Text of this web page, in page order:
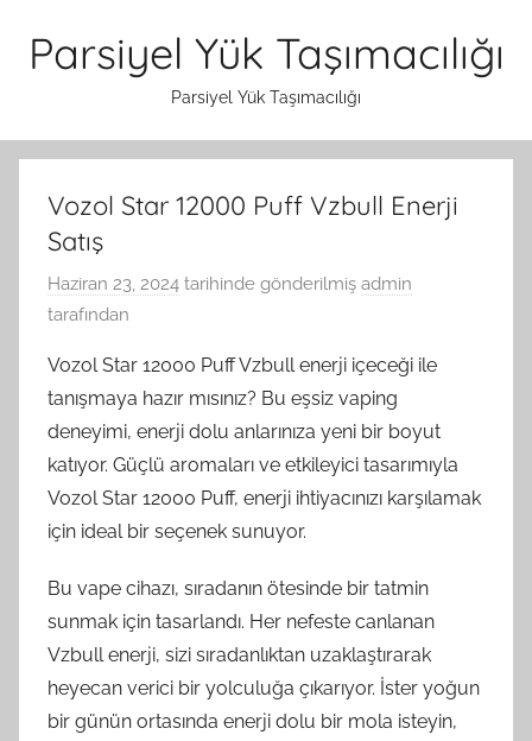
Parsiyel Yük Taşımacılığı
Parsiyel Yük Taşımacılığı
Vozol Star 12000 Puff Vzbull Enerji
Satış
Haziran 23, 2024 tarihinde gönderilmiş admin
tarafından
Vozol Star 12000 Puff Vzbull enerji içeceği ile
tanışmaya hazır mısınız? Bu eşsiz vaping
deneyimi, enerji dolu anlarınıza yeni bir boyut
katıyor. Güçlü aromaları ve etkileyici tasarımıyla
Vozol Star 12000 Puff, enerji ihtiyacınızı karşılamak
için ideal bir seçenek sunuyor.
Bu vape cihazı, sıradanın ötesinde bir tatmin
sunmak için tasarlandı. Her nefeste canlanan
Vzbull enerji, sizi sıradanlıktan uzaklaştırarak
heyecan verici bir yolculuğa çıkarıyor. İster yoğun
bir günün ortasında enerji dolu bir mola isteyin,